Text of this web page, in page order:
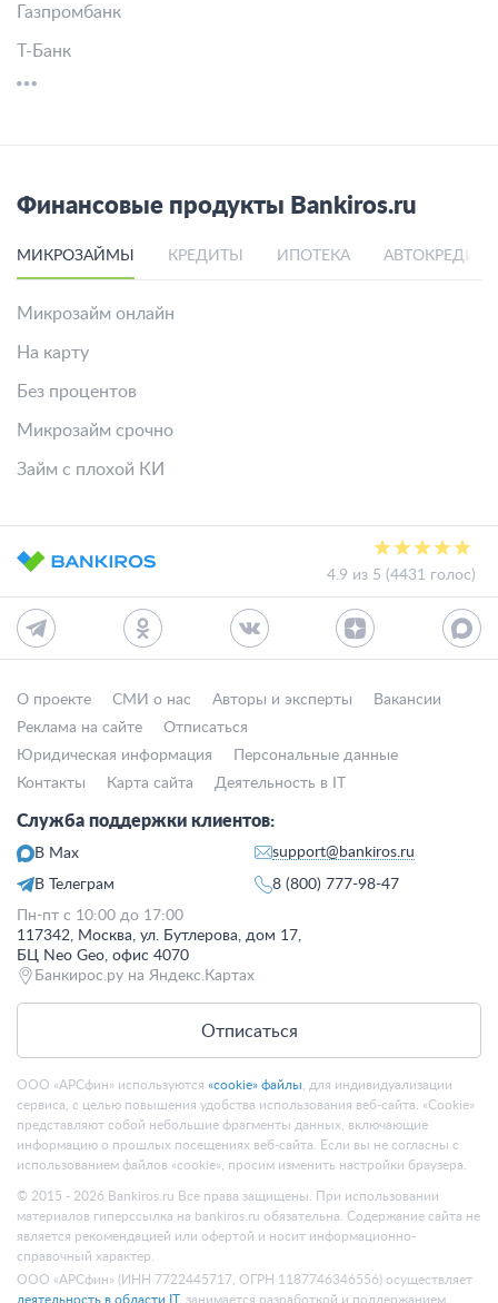
Газпромбанк
Т-Банк
Финансовые продукты Bankiros.ru
МИКРОЗАЙМЫ КРЕДИТЫ ИПОТЕКА
Микрозайм онлайн
На карту
Без процентов
Микрозайм срочно
Займ с плохой КИ
4.9 из 5 (4431 голос)
О проекте СМИ о нас Авторы и эксперты
Вакансии
Реклама на сайте
Отписаться
Юридическая информация
Персональные данные
Контакты
Карта сайта Деятельность в IT
Служба поддержки клиентов:
В Max
В Телеграм
support@bankiros.ru
8 (800) 777-98-47
Пн-пт с 10:00 до 17:00
117342, Москва, ул. Бутлерова, дом 17,
БЦ Neo Geo, офис 4070
Банкирос.ру на Яндекс.Картах
Отписаться
ООО «АРСфин» используются «cookie» файлы , для индивидуализации
сервиса, с целью повышения удобства использования веб-сайта. «Cookie»
представляют собой небольшие фрагменты данных, включающие
информацию о прошлых посещениях веб-сайта. Если вы не согласны с
использованием файлов «cookie», просим изменить настройки браузера.
© 2015 - 2026 Bankiros.ru Все права защищены. При использовании
материалов гиперссылка на bankiros.ru обязательна. Содержание сайта не
является рекомендацией или офертой и носит информационно-
справочный характер.
ООО «АРСфин» (ИНН 7722445717, ОГРН 1187746346556) осуществляет
деятельность в области IT, занимается разработкой и поддержанием